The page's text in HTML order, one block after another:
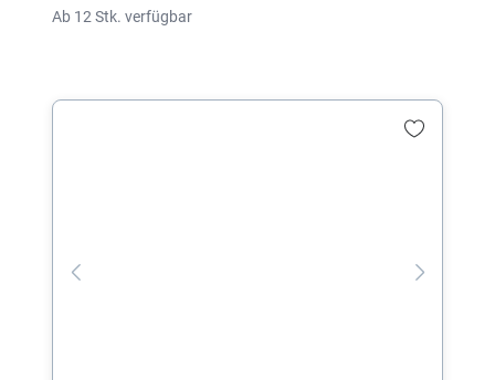
Ab 12 Stk. verfügbar